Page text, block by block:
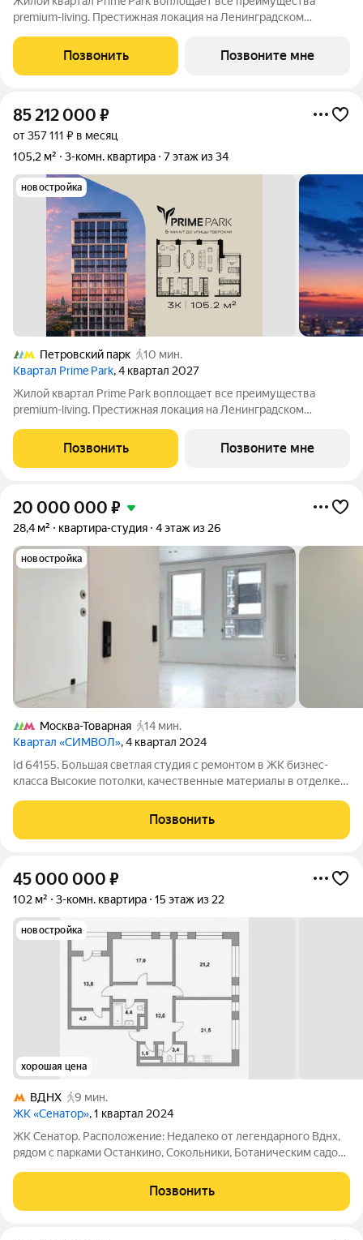
premium-living. Престижная локация на Ленинградском
и Белой площади, - 20 мин. до аэропорта «Шереметьево» или
«Москва-Сити», - 4 парка
Позвонить Позвоните мне
85 212 000 ₽
от 357 111 ₽ в месяц
105,2 м²
3-комн. квартира 7 этаж из 34
новостройка
Петровский парк
10 мин.
Квартал Prime Park, 4 квартал 2027
Жилой квартал Prime Park воплощает все преимущества
premium-living. Престижная локация на Ленинградском
и Белой площади, - 20 мин. до аэропорта «Шереметьево» или
«Москва-Сити», - 4 парка
Позвонить Позвоните мне
20 000 000 ₽
28,4 м² квартира-студия 4 этаж из 26
новостройка
Москва-Товарная
14 мин.
Квартал «СИМВОЛ», 4 квартал 2024
Id 64155. Большая светлая студия с ремонтом в ЖК бизнес-
класса Высокие потолки, качественные материалы в отделке и
санузел Два больших окна Продуманная отделка с большим
количеством розеток и
Позвонить
45 000 000 ₽
102 м² 3-комн. квартира 15 этаж из 22
новостройка
хорошая цена
ВДНХ
9 мин.
ЖК «Сенатор», 1 квартал 2024
ЖК Сенатор. Расположение: Недалеко от легендарного Вднх,
рядом с парками Останкино, Сокольники, Ботаническим садом.
метро Вднх 850 м, до центра 10 минут на автомобиле.
Удобный прямой выезд на
Позвонить